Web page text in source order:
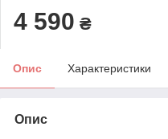
4 590 ₴
Опис Характеристики
Опис